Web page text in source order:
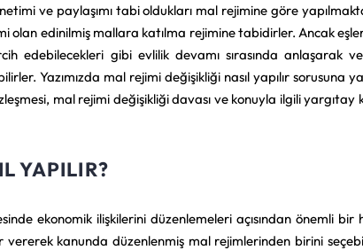
ve paylaşımı tabi oldukları mal rejimine göre
olan edinilmiş mallara katılma rejimine tabidirler. Ancak
edebilecekleri gibi evlilik devamı sırasında anlaşarak
Yazımızda mal rejimi değişikliği nasıl yapılır sorusuna
mal rejimi değişikliği davası ve konuyla ilgili yargıtay
YAPILIR?
ekonomik ilişkilerini düzenlemeleri açısından önemli bir
kanunda düzenlenmiş mal rejimlerinden birini